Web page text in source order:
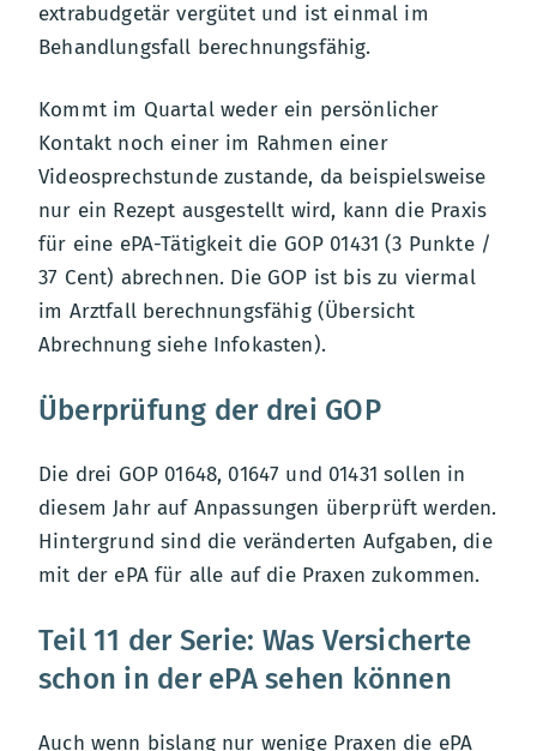
extrabudgetär vergütet und ist einmal im
Behandlungsfall berechnungsfähig.
Kommt im Quartal weder ein persönlicher
Kontakt noch einer im Rahmen einer
Videosprechstunde zustande, da beispielsweise
nur ein Rezept ausgestellt wird, kann die Praxis
für eine ePA-Tätigkeit die GOP 01431 (3 Punkte /
37 Cent) abrechnen. Die GOP ist bis zu viermal
im Arztfall berechnungsfähig (Übersicht
Abrechnung siehe Infokasten).
Überprüfung der drei GOP
Die drei GOP 01648, 01647 und 01431 sollen in
diesem Jahr auf Anpassungen überprüft werden.
Hintergrund sind die veränderten Aufgaben, die
mit der ePA für alle auf die Praxen zukommen.
Teil 11 der Serie: Was Versicherte
schon in der ePA sehen können
Auch wenn bislang nur wenige Praxen die ePA